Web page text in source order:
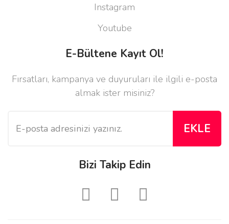
Instagram
Youtube
E-Bültene Kayıt Ol!
Fırsatları, kampanya ve duyuruları ile ilgili e-posta
almak ister misiniz?
EKLE
Bizi Takip Edin